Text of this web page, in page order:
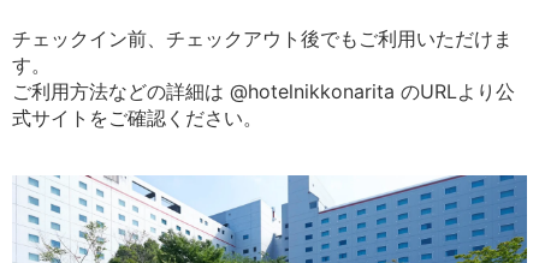
チェックイン前、チェックアウト後でもご利用いただけま
す。
ご利用方法などの詳細は @hotelnikkonarita のURLより公
式サイトをご確認ください。